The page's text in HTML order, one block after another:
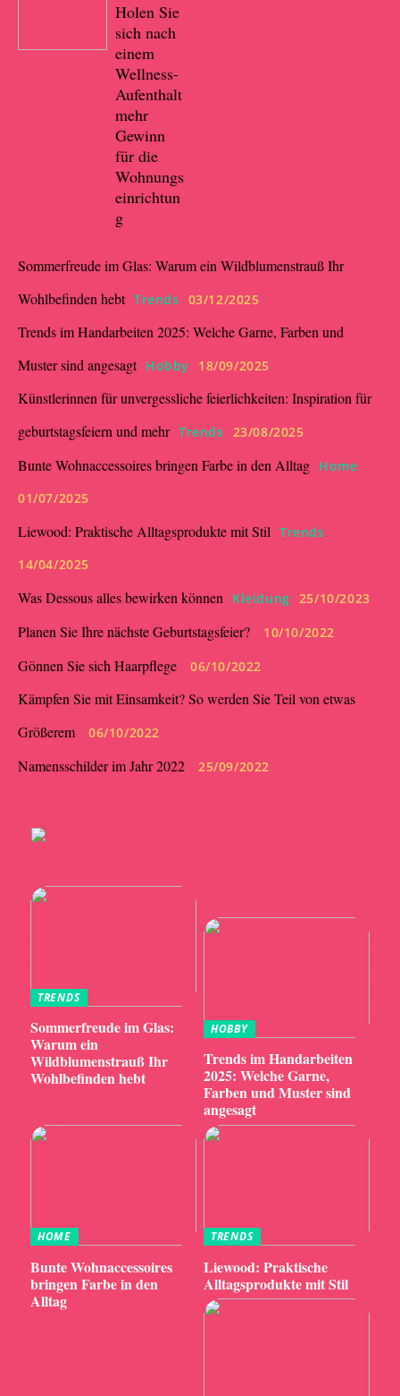
Holen Sie
sich nach
einem
Wellness-
Aufenthalt
mehr
Gewinn
für die
Wohnungs
einrichtun
g
Sommerfreude im Glas: Warum ein Wildblumenstrauß Ihr
Wohlbefinden hebt Trends 03/12/2025
Trends im Handarbeiten 2025: Welche Garne, Farben und
Muster sind angesagt Hobby 18/09/2025
Künstlerinnen für unvergessliche feierlichkeiten: Inspiration für
geburtstagsfeiern und mehr Trends 23/08/2025
Bunte Wohnaccessoires bringen Farbe in den Alltag Home
01/07/2025
Liewood: Praktische Alltagsprodukte mit Stil Trends
14/04/2025
Was Dessous alles bewirken können Kleidung 25/10/2023
Planen Sie Ihre nächste Geburtstagsfeier? 10/10/2022
Gönnen Sie sich Haarpflege 06/10/2022
Kämpfen Sie mit Einsamkeit? So werden Sie Teil von etwas
Größerem
06/10/2022
Namensschilder im Jahr 2022 25/09/2022
TRENDS
Sommerfreude im Glas:
Warum ein
Wildblumenstrauß Ihr
Wohlbefinden hebt
HOBBY
Trends im Handarbeiten
2025: Welche Garne,
Farben und Muster sind
angesagt
HOME
Bunte Wohnaccessoires
bringen Farbe in den
Alltag
TRENDS
Liewood: Praktische
Alltagsprodukte mit Stil